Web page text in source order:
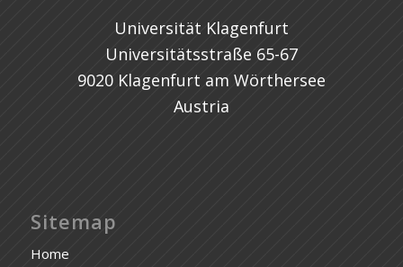
Universität Klagenfurt
Universitätsstraße 65-67
9020 Klagenfurt am Wörthersee
Austria
Sitemap
Home